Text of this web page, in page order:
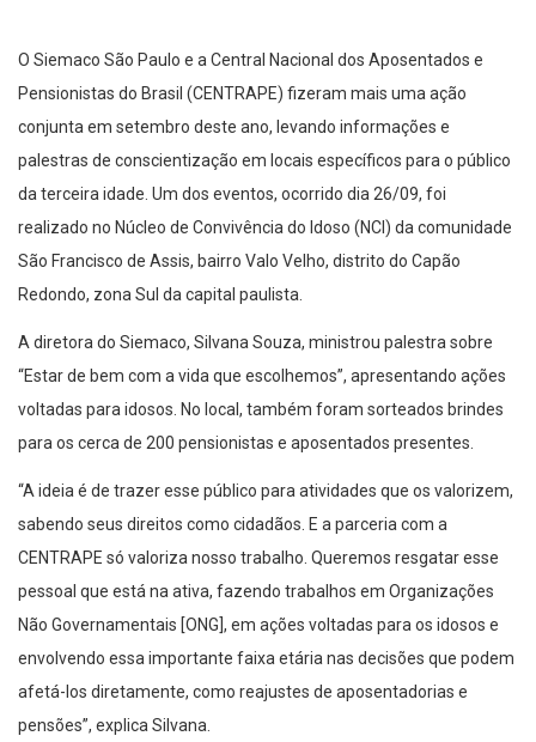
O Siemaco São Paulo e a Central Nacional dos Aposentados e
Pensionistas do Brasil (CENTRAPE) fizeram mais uma ação
conjunta em setembro deste ano, levando informações e
palestras de conscientização em locais específicos para o público
da terceira idade. Um dos eventos, ocorrido dia 26/09, foi
realizado no Núcleo de Convivência do Idoso (NCI) da comunidade
São Francisco de Assis, bairro Valo Velho, distrito do Capão
Redondo, zona Sul da capital paulista.
A diretora do Siemaco, Silvana Souza, ministrou palestra sobre
“Estar de bem com a vida que escolhemos”, apresentando ações
voltadas para idosos. No local, também foram sorteados brindes
para os cerca de 200 pensionistas e aposentados presentes.
“A ideia é de trazer esse público para atividades que os valorizem,
sabendo seus direitos como cidadãos. E a parceria com a
CENTRAPE só valoriza nosso trabalho. Queremos resgatar esse
pessoal que está na ativa, fazendo trabalhos em Organizações
Não Governamentais [ONG], em ações voltadas para os idosos e
envolvendo essa importante faixa etária nas decisões que podem
afetá-los diretamente, como reajustes de aposentadorias e
pensões”, explica Silvana.